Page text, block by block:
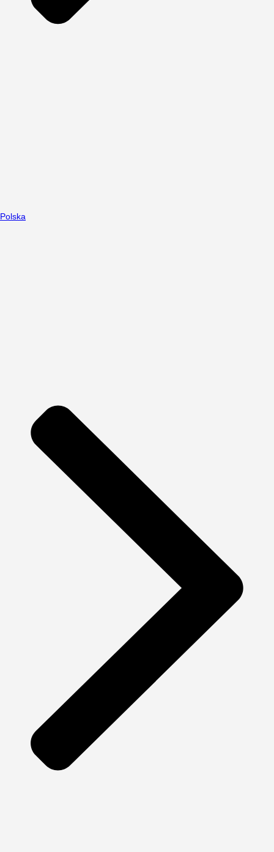
Polska